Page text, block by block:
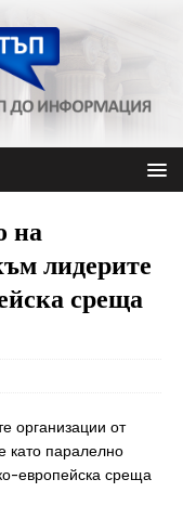
на
лидерите
среща
организации от
като паралелно
европейска среща